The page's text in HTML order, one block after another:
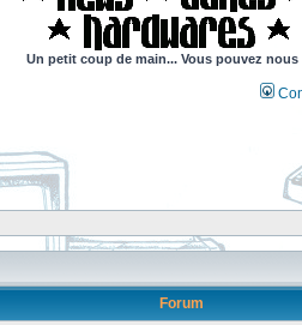
Un petit coup de main... Vous pouvez
Forum